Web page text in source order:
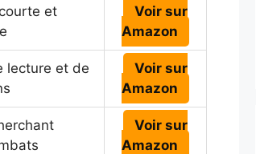
et
Voir sur
Amazon
lecture et de
Voir sur
Amazon
Voir sur
Amazon